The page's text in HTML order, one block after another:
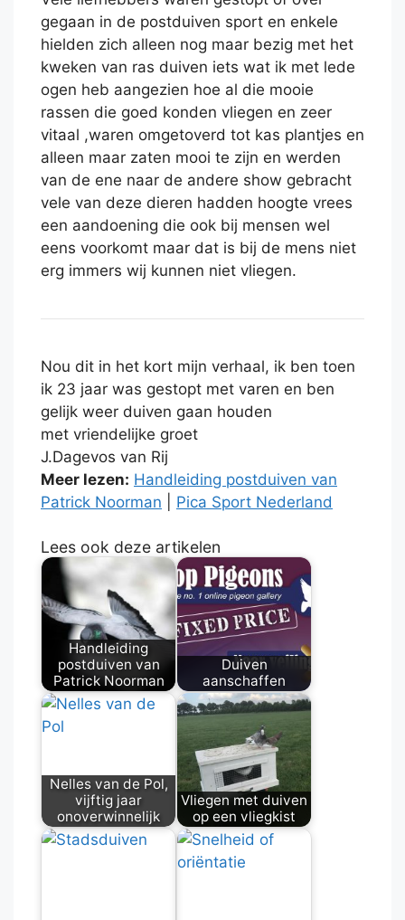
gegaan in de postduiven sport en enkele
hielden zich alleen nog maar bezig met het
kweken van ras duiven iets wat ik met lede
ogen heb aangezien hoe al die mooie
rassen die goed konden vliegen en zeer
vitaal ,waren omgetoverd tot kas plantjes en
alleen maar zaten mooi te zijn en werden
van de ene naar de andere show gebracht
vele van deze dieren hadden hoogte vrees
een aandoening die ook bij mensen wel
eens voorkomt maar dat is bij de mens niet
erg immers wij kunnen niet vliegen.
Nou dit in het kort mijn verhaal, ik ben toen
ik 23 jaar was gestopt met varen en ben
gelijk weer duiven gaan houden
met vriendelijke groet
J.Dagevos van Rij
Meer lezen: Handleiding postduiven van
Patrick Noorman
Pica Sport Nederland
Lees ook deze artikelen
Handleiding
postduiven van
Patrick Noorman
Duiven
aanschaffen
Nelles van de Pol,
vijftig jaar
onoverwinnelijk
Vliegen met duiven
op een vliegkist